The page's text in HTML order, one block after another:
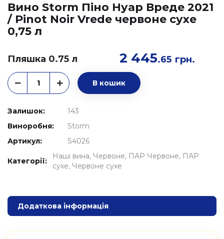
Вино Storm Піно Нуар Вреде 2021
/ Pinot Noir Vrede червоне сухе
0,75 л
Пляшка 0.75 л 2 445.65 грн.
В кошик
Залишок:
143
Виноробня:
Storm
Артикул:
S4026
Категорії:
Наші вина Червоне ПАР Червоне ПАР
сухе Червоне сухе
Додаткова інформація